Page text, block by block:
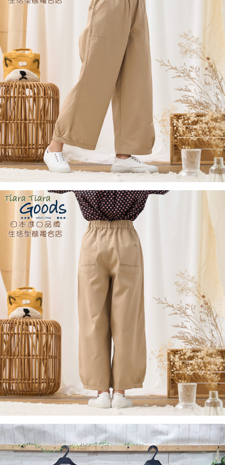
請求用戶進行身份認證。
５．嚴禁一人註冊多個帳號或使用他人資訊註冊。若發現惡意使用之情形，
恩沛科技股份有限公司將有權停止該用戶之使用額度並採取法律行動。